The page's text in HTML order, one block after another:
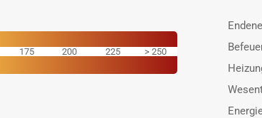
175 200 225 250